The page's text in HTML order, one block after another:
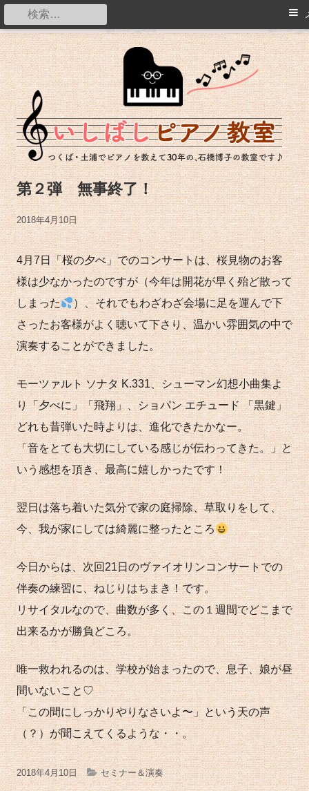
コ
ン
テ
ン
ツ
へ
ス
キ
ッ
プ
つくば・土浦でピアノを教えて20年の石橋博子の教室です。
メ
イ
ン
メ
ニ
ュ
ー
索:
第２弾 無事終了！
公
開
日
2018年4月10日
4月7日「桜の夕べ」でのコンサートは、桜見物のお客
様は少なかったのですが（今年は開花が早く殆ど散って
しまった
）、それでもわざわざ会場に足を運んで下
さったお客様がよく聴いて下さり、温かい雰囲気の中で
演奏することができました。
モーツァルト ソナタ K.331、シューマン幻想小曲集よ
り「夕べに」「飛翔」、ショパン エチュード 「黒鍵」
どれも昔弾いた時よりは、進化できたかなー。
「音をとても大切にしている感じが伝わってきた。」と
いう感想を頂き、最高に嬉しかったです！
翌日は落ち着いた気分で家の庭掃除、草取りをして、
今、我が家にしては綺麗に整ったところ
今日からは、次回21日のヴァイオリンコンサートでの
伴奏の練習に、ねじりはちまき！です。
リサイタルなので、曲数が多く、この１週間でどこまで
出来るかが勝負どころ。
唯一救われるのは、学校が始まったので、息子、娘が昼
間いないこと♡
「この間にしっかりやりなさいよ〜」という天の声
（？）が聞こえてくるような・・。
公
2018年4月10日 カ
セミナー＆演奏